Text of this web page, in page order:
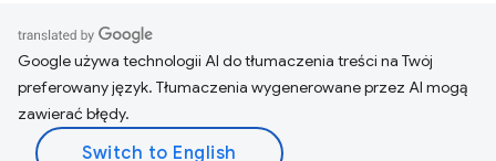
Google używa technologii AI do tłumaczenia treści na Twój
preferowany język. Tłumaczenia wygenerowane przez AI mogą
zawierać błędy.